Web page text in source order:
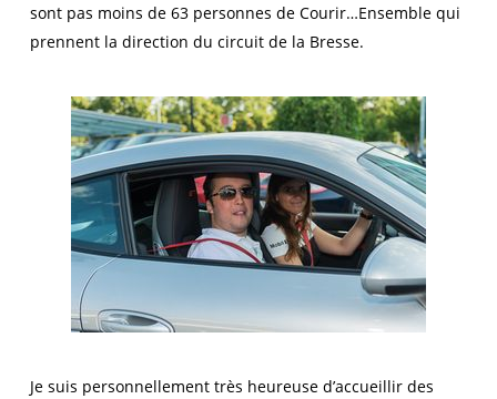
sont pas moins de 63 personnes de Courir…Ensemble qui
prennent la direction du circuit de la Bresse.
Je suis personnellement très heureuse d’accueillir des